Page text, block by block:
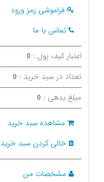
فراموشی رمز ورود
تماس با ما
اعتبار کیف پول : 0
تعداد در سبد خرید : 0
مبلغ بدهی : 0
مشاهده سبد خرید
خالی کردن سبد خرید
مشخصات من